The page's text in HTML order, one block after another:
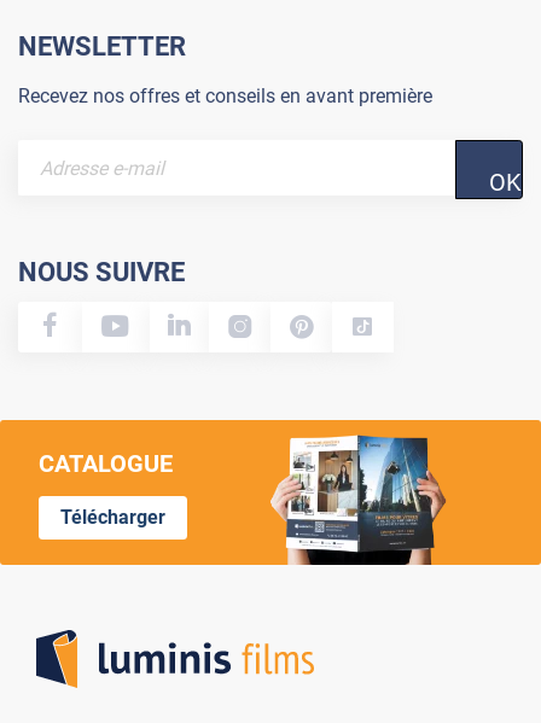
NEWSLETTER
Recevez nos offres et conseils en avant première
OK
NOUS SUIVRE
CATALOGUE
Télécharger